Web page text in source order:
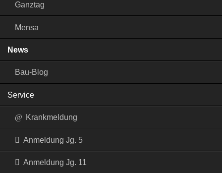
Ganztag
Mensa
News
Bau-Blog
Service
Krankmeldung
Anmeldung Jg. 5
Anmeldung Jg. 11